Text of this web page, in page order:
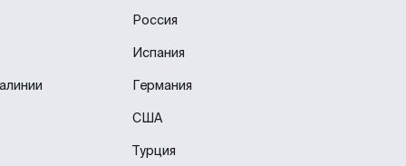
Россия
Испания
Германия
США
Турция